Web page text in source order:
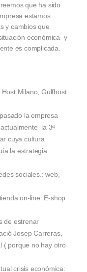
que ha sido
estamos
y cambios que
económica y
es complicada.
Milano, Gulfhost
la empresa
la 3ª
cuya cultura
la estrategia
sociales.: web,
on-line: E-shop
de estrenar
Josep Carreras,
( porque no hay otro
crisis económica: